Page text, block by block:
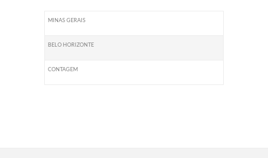
MINAS GERAIS
BELO HORIZONTE
CONTAGEM